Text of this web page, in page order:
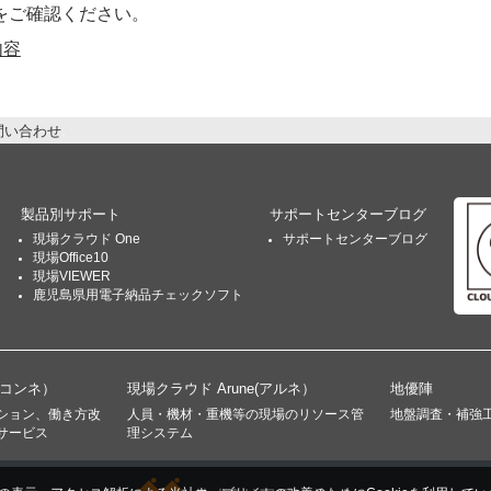
確認ください。
い合わせ
製品別サポート
現場クラウド One
現場Office10
現場VIEWER
鹿児島県用電子納品チェックソフト
サポートセンターブログ
サポートセンターブログ
ンネ）
ョン、働き方改
ービス
現場クラウド Arune(アルネ）
人員・機材・重機等の現場のリソース管
理システム
地優陣
地盤調査・補強